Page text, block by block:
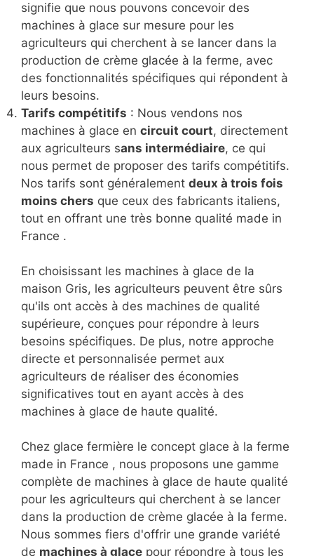
signifie que nous pouvons concevoir des
machines à glace sur mesure pour les
agriculteurs qui cherchent à se lancer dans la
production de crème glacée à la ferme, avec
des fonctionnalités spécifiques qui répondent à
leurs besoins.
Tarifs compétitifs : Nous vendons nos
machines à glace en circuit court, directement
aux agriculteurs sans intermédiaire, ce qui
nous permet de proposer des tarifs compétitifs.
Nos tarifs sont généralement deux à trois fois
moins chers que ceux des fabricants italiens,
tout en offrant une très bonne qualité made in
France .
En choisissant les machines à glace de la
maison Gris, les agriculteurs peuvent être sûrs
qu'ils ont accès à des machines de qualité
supérieure, conçues pour répondre à leurs
besoins spécifiques. De plus, notre approche
directe et personnalisée permet aux
agriculteurs de réaliser des économies
significatives tout en ayant accès à des
machines à glace de haute qualité.
Chez glace fermière le concept glace à la ferme
made in France , nous proposons une gamme
complète de machines à glace de haute qualité
pour les agriculteurs qui cherchent à se lancer
dans la production de crème glacée à la ferme.
Nous sommes fiers d'offrir une grande variété
de machines à glace pour répondre à tous les